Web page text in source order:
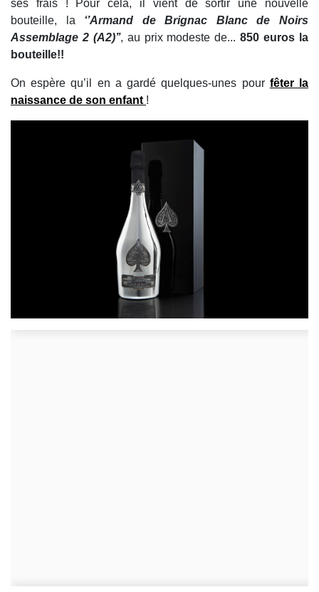
ses frais ! Pour cela, il vient de sortir une nouvelle
bouteille, la ‘’Armand de Brignac Blanc de Noirs
Assemblage 2 (A2)’’, au prix modeste de...850 euros la
bouteille!!
On espère qu’il en a gardé quelques-unes pour fêter la
naissance de son enfant !